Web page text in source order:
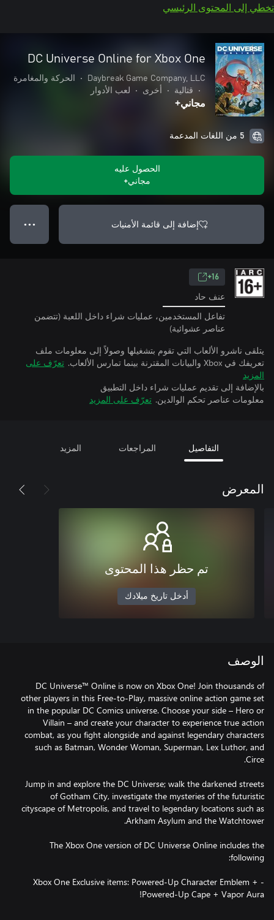
تخطي إلى المحتوى الرئيسي
DC Universe Online for Xbox One
Daybreak Game Company, LLC
•
الحركة والمغامرة
•
قتالية • أخرى • لعب الأدوار
مجاني+
5 من اللغات المدعمة
الحصول عليه
مجاني+
إضافة إلى قائمة الأمنيات ● ● ●
16+
عنف حاد
تفاعل المستخدمين، عمليات شراء داخل اللعبة (تتضمن
عناصر عشوائية)
يتلقى ناشرو الألعاب التي تقوم بتشغيلها وصولاً إلى معلومات ملف
تعريفك في Xbox والبيانات المقترنة بينما تمارس الألعاب.
تعرّف على
المزيد
بالإضافة إلى تقديم عمليات شراء داخل التطبيق
معلومات عناصر تحكم الوالدين. تعرّف على المزيد
التفاصيل المراجعات المزيد
المعرض
تم حظر هذا المحتوى
أدخل تاريخ ميلادك
الوصف
DC Universe™ Online is now on Xbox One! Join thousands of
other players in this Free-to-Play, massive online action game set
in the popular DC Comics universe. Choose your side – Hero or
Villain – and create your character to experience true action
combat, as you fight alongside and against legendary characters
such as Batman, Wonder Woman, Superman, Lex Luthor, and
Jump in and explore the DC Universe; walk the darkened streets
of Gotham City, investigate the mysteries of the futuristic
cityscape of Metropolis, and travel to legendary locations such as
The Xbox One version of DC Universe Online includes the
- Xbox One Exclusive items: Powered-Up Character Emblem +